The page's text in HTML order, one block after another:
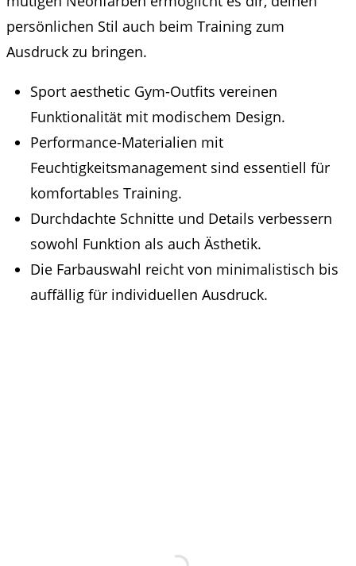
persönlichen Stil auch beim Training zum
Ausdruck zu bringen.
Sport aesthetic Gym-Outfits vereinen
Funktionalität mit modischem Design.
Performance-Materialien mit
Feuchtigkeitsmanagement sind essentiell für
komfortables Training.
Durchdachte Schnitte und Details verbessern
sowohl Funktion als auch Ästhetik.
Die Farbauswahl reicht von minimalistisch bis
auffällig für individuellen Ausdruck.